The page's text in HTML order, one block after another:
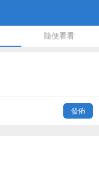
隨便看看
發佈